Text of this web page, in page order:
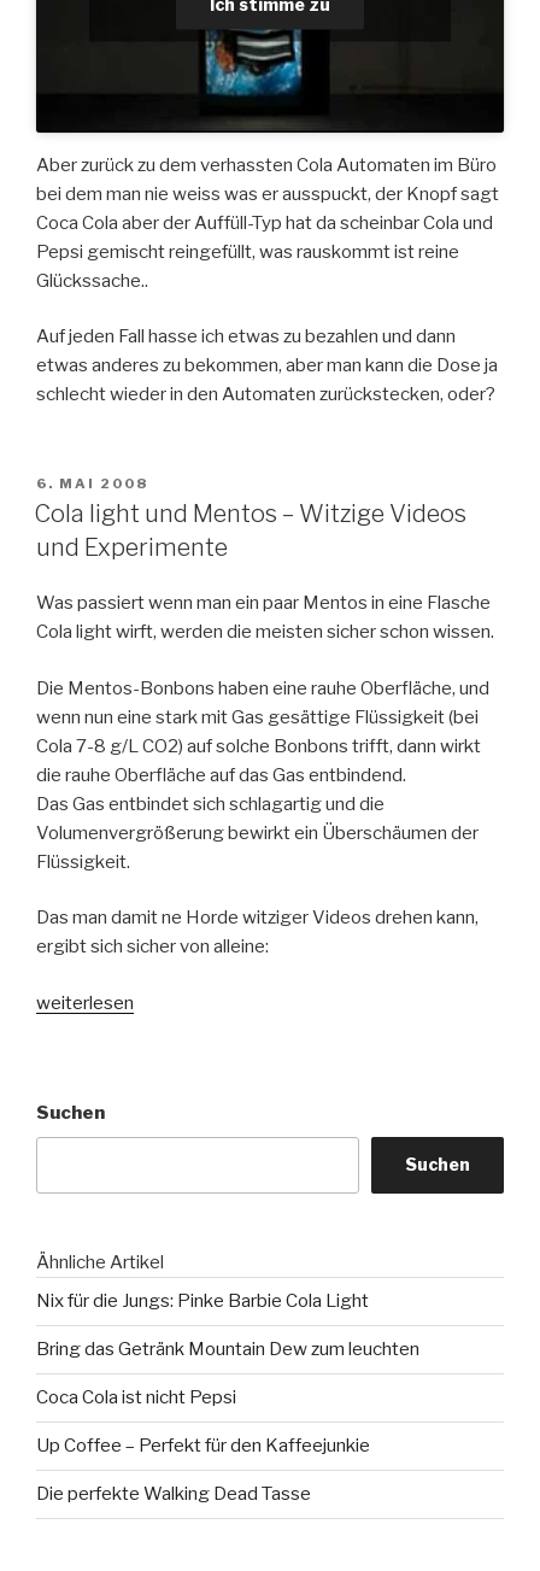
Aber zurück zu dem verhassten Cola Automaten im Büro
bei dem man nie weiss was er ausspuckt, der Knopf sagt
Coca Cola aber der Auffüll-Typ hat da scheinbar Cola und
Pepsi gemischt reingefüllt, was rauskommt ist reine
Glückssache..
Auf jeden Fall hasse ich etwas zu bezahlen und dann
etwas anderes zu bekommen, aber man kann die Dose ja
schlecht wieder in den Automaten zurückstecken, oder?
VERÖFFENTLICHT
AM
6. MAI 2008
Cola light und Mentos – Witzige Videos
und Experimente
Was passiert wenn man ein paar Mentos in eine Flasche
Cola light wirft, werden die meisten sicher schon wissen.
Die Mentos-Bonbons haben eine rauhe Oberfläche, und
wenn nun eine stark mit Gas gesättige Flüssigkeit (bei
Cola 7-8 g/L CO2) auf solche Bonbons trifft, dann wirkt
die rauhe Oberfläche auf das Gas entbindend.
Das Gas entbindet sich schlagartig und die
Volumenvergrößerung bewirkt ein Überschäumen der
Flüssigkeit.
Das man damit ne Horde witziger Videos drehen kann,
ergibt sich sicher von alleine:
„Cola
–
Witzige
weiterlesen
Suchen
Suchen
Ähnliche Artikel
Nix für die Jungs: Pinke Barbie Cola Light
Bring das Getränk Mountain Dew zum leuchten
Coca Cola ist nicht Pepsi
Up Coffee – Perfekt für den Kaffeejunkie
Die perfekte Walking Dead Tasse